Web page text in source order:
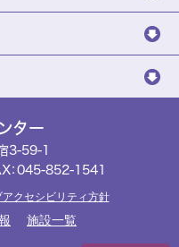
ター
3-59-1
：045-852-1541
アクセシビリティ方針
施設一覧